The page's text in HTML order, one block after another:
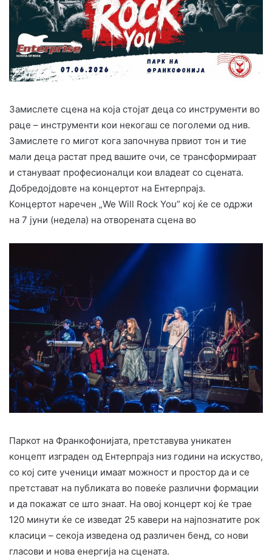
Замислете сцена на која стојат деца со инструменти во
раце – инструменти кои некогаш се поголеми од нив.
Замислете го мигот кога започнува првиот тон и тие
мали деца растат пред вашите очи, се трансформираат
и стануваат професионалци кои владеат со сцената.
Добредојдовте на концертот на Ентерпрајз.
Концертот наречен „We Will Rock You” кој ќе се одржи
на 7 јуни (недела) на отворената сцена во
Паркот на Франкофонијата, претставува уникатен
концепт изграден од Ентерпрајз низ години на искуство,
со кој сите ученици имаат можност и простор да и се
претстават на публиката во повеќе различни формации
и да покажат се што знаат. На овој концерт кој ќе трае
120 минути ќе се изведат 25 кавери на најпознатите рок
класици – секоја изведена од различен бенд, со нови
гласови и нова енергија на сцената.